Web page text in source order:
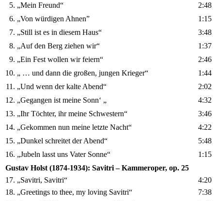
5. „Mein Freund“
2:48
6. „Von würdigen Ahnen”
1:15
7. „Still ist es in diesem Haus“
3:48
8. „Auf den Berg ziehen wir“
1:37
9. „Ein Fest wollen wir feiern“
2:46
10. „ … und dann die großen, jungen Krieger“
1:44
11. „Und wenn der kalte Abend“
2:02
12. „Gegangen ist meine Sonn‘ „
4:32
13. „Ihr Töchter, ihr meine Schwestern“
3:46
14. „Gekommen nun meine letzte Nacht“
4:22
15. „Dunkel schreitet der Abend“
5:48
16. „Jubeln lasst uns Vater Sonne“
1:15
Gustav Holst (1874-1934): Savitri – Kammeroper, op. 25
17. „Savitri, Savitri“
4:20
18. „Greetings to thee, my loving Savitri“
7:38